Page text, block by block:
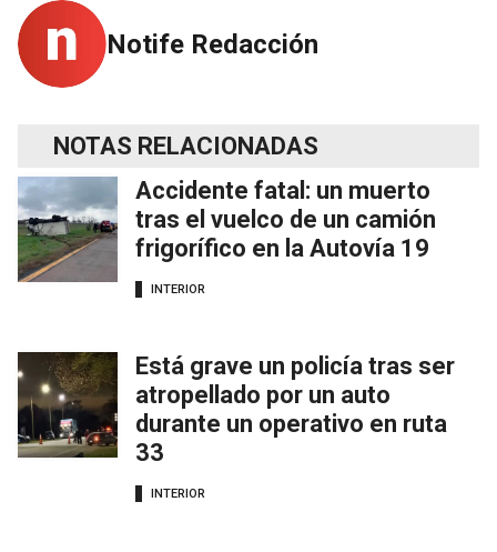
Notife Redacción
NOTAS RELACIONADAS
Accidente fatal: un muerto
tras el vuelco de un camión
frigorífico en la Autovía 19
INTERIOR
Está grave un policía tras ser
atropellado por un auto
durante un operativo en ruta
33
INTERIOR